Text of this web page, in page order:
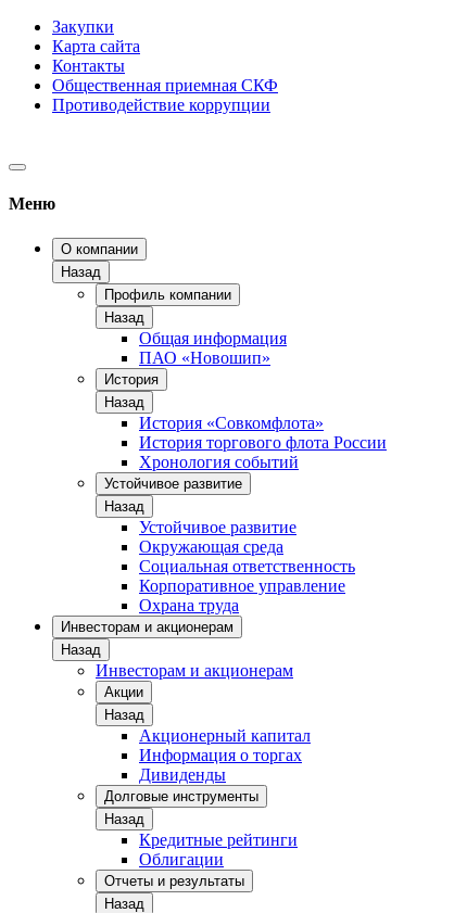
Закупки
Карта сайта
Контакты
Общественная приемная СКФ
Противодействие коррупции
Меню
О компании
Назад
Профиль компании
Назад
Общая информация
ПАО «Новошип»
История
Назад
История «Совкомфлота»
История торгового флота России
Хронология событий
Устойчивое развитие
Назад
Устойчивое развитие
Окружающая среда
Социальная ответственность
Корпоративное управление
Охрана труда
Инвесторам и акционерам
Назад
Инвесторам и акционерам
Акции
Назад
Акционерный капитал
Информация о торгах
Дивиденды
Долговые инструменты
Назад
Кредитные рейтинги
Облигации
Отчеты и результаты
Назад